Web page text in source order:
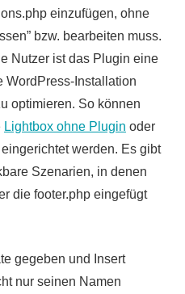
einzufügen, ohne
bzw. bearbeiten muss.
Nutzer ist das Plugin eine
WordPress-Installation
optimieren. So können
Lightbox ohne Plugin oder
eingerichtet werden. Es gibt
Szenarien, in denen
die footer.php eingefügt
gegeben und Insert
nur seinen Namen